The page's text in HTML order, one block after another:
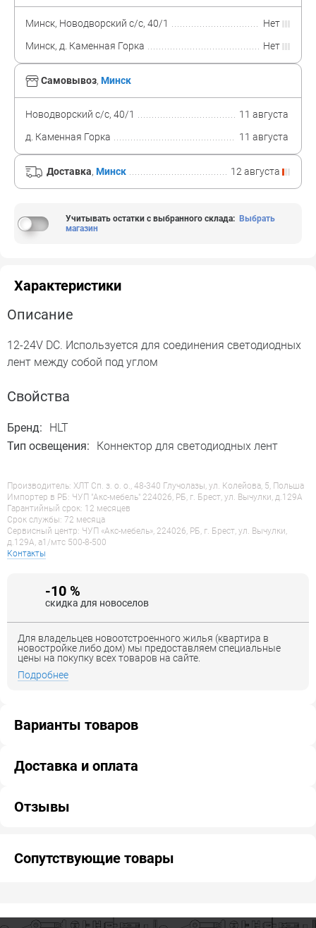
Самовывоз, Минск
Новодворский с/с, 40/1
11 августа
д. Каменная Горка
11 августа
Доставка, Минск 12 августа
Минск, Новодворский с/с, 40/1
Нет
Минск, д. Каменная Горка
Нет
Учитывать остатки с выбранного склада: Выбрать
магазин
Характеристики
Описание
12-24V DC. Используется для соединения светодиодных
лент между собой под углом
Свойства
Бренд:
HLT
Тип освещения:
Коннектор для светодиодных лент
Производитель: ХЛТ Сп. з. о. о., 48-340 Глучолазы, ул. Колейова, 5, Польша
Импортер в РБ: ЧУП "Акс-мебель" 224026, РБ, г. Брест, ул. Вычулки, д.129А
Гарантийный срок: 12 месяцев
Срок службы: 72 месяца
Сервисный центр: ЧУП «Акс-мебель», 224026, РБ, г. Брест, ул. Вычулки,
д.129А, a1/мтс 500-8-500
Контакты
-10 %
скидка для новоселов
Для владельцев новоотстроенного жилья (квартира в
новостройке либо дом) мы предоставляем специальные
цены на покупку всех товаров на сайте.
Подробнее
Варианты товаров
Доставка и оплата
Отзывы
Сопутствующие товары